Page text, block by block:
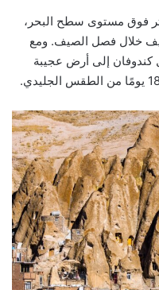
كندوفان على ارتفاع 2200 متر فوق مستوى سطح البحر،
خلال فصل الصيف. ومع
كندوفان إلى أرض عجيبة